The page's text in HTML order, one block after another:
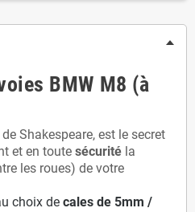
BMW M8 (à
Shakespeare, est le secret
et en toute sécurité la
les roues) de votre
choix de cales de 5mm /